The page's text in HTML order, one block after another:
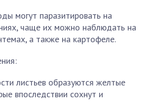
могут паразитировать на
чаще их можно наблюдать на
а также на картофеле.
листьев образуются желтые
впоследствии сохнут и